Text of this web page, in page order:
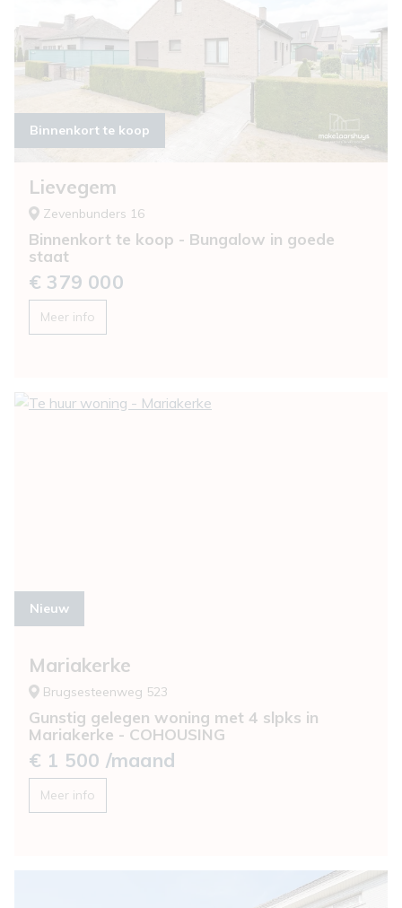
Binnenkort te koop
Lievegem
Zevenbunders 16
Binnenkort te koop - Bungalow in goede
staat
€ 379 000
Meer info
nieuw
Mariakerke
Brugsesteenweg 523
Gunstig gelegen woning met 4 slpks in
Mariakerke - COHOUSING
€ 1 500 /maand
Meer info